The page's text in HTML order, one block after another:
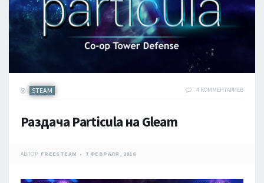
STEAM 4 КОММЕНТАРИЕВ
Раздача Particula на Gleam
АВТОР: FREESTEAM 7 ФЕВРАЛЯ, 2016